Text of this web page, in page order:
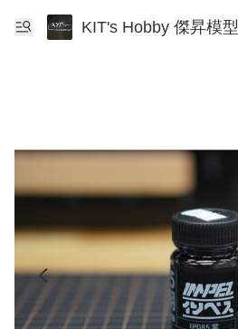
KIT's Hobby 傑昇模型